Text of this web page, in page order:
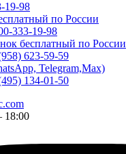
19-98
по России
333-19-98
бесплатный по России
623-59-59
Telegram,Max)
134-01-50